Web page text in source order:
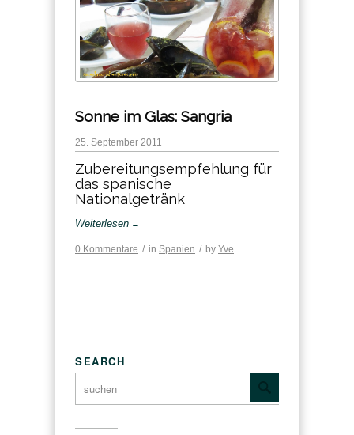
Sonne im Glas: Sangria
25. September 2011
Zubereitungsempfehlung für
das spanische
Nationalgetränk
Weiterlesen →
0 Kommentare / in Spanien / by Yve
SEARCH